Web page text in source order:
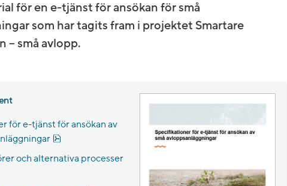
för en e-tjänst för ansökan för små
som har tagits fram i projektet Smartare
– små avlopp.
för e-tjänst för ansökan av
och alternativa processer